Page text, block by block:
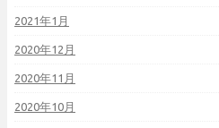
2021年1月
2020年12月
2020年11月
2020年10月